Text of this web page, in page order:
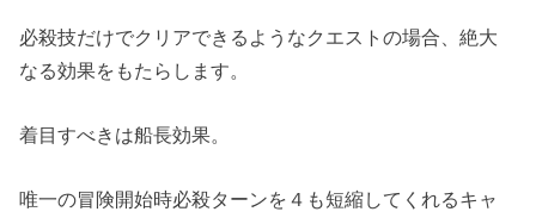
必殺技だけでクリアできるようなクエストの場合、絶大
なる効果をもたらします。
着目すべきは船長効果。
唯一の冒険開始時必殺ターンを４も短縮してくれるキャ